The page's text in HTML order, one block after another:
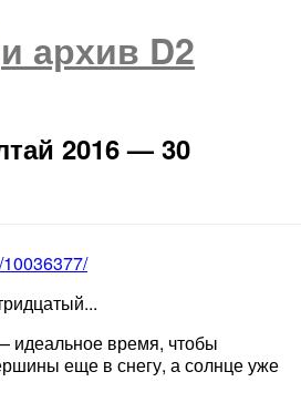
и архив D2
2016 — 30
идеальное время, чтобы
еще в снегу, а солнце уже